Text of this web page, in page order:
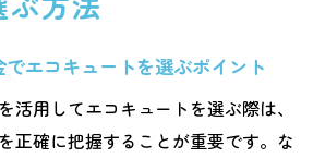
エコキュートを選ぶポイント
活用してエコキュートを選ぶ際は、
正確に把握することが重要です。な